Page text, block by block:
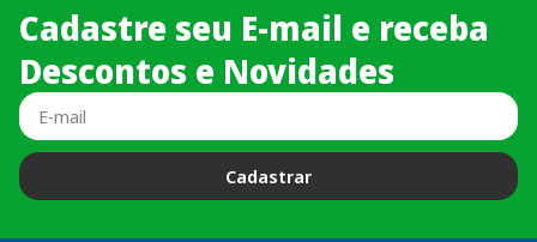
Cadastre seu E-mail e receba
Descontos e Novidades
Cadastrar